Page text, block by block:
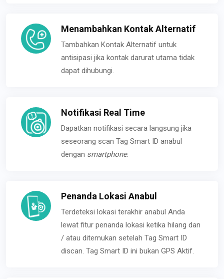
Menambahkan Kontak Alternatif
Tambahkan Kontak Alternatif untuk
antisipasi jika kontak darurat utama tidak
dapat dihubungi.
Notifikasi Real Time
Dapatkan notifikasi secara langsung jika
seseorang scan Tag Smart ID anabul
dengan smartphone.
Penanda Lokasi Anabul
Terdeteksi lokasi terakhir anabul Anda
lewat fitur penanda lokasi ketika hilang dan
/ atau ditemukan setelah Tag Smart ID
discan. Tag Smart ID ini bukan GPS Aktif.